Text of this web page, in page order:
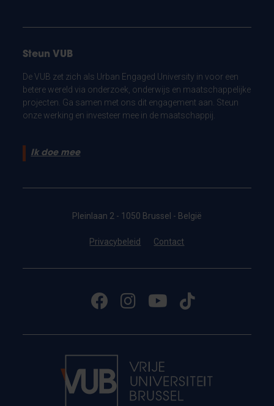
Steun VUB
De VUB zet zich als Urban Engaged University in voor een
betere wereld via onderzoek, onderwijs en maatschappelijke
projecten. Ga samen met ons dit engagement aan. Steun
onze werking en investeer mee in de maatschappij.
Ik doe mee
Pleinlaan 2 - 1050 Brussel - België
Privacybeleid Contact